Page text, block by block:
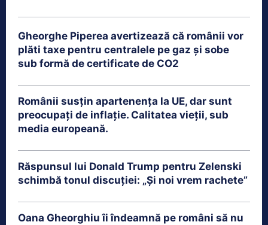
Gheorghe Piperea avertizează că românii vor
plăti taxe pentru centralele pe gaz și sobe
sub formă de certificate de CO2
Românii susțin apartenența la UE, dar sunt
preocupați de inflație. Calitatea vieții, sub
media europeană.
Răspunsul lui Donald Trump pentru Zelenski
schimbă tonul discuției: „Și noi vrem rachete”
Oana Gheorghiu îi îndeamnă pe români să nu